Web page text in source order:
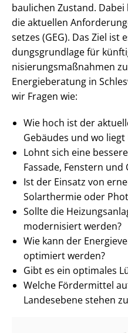
baulichen Zustand.
die aktuellen
set­zes (GEG). Das Ziel
dungs­grund­la­ge für
ni­sie­rungs­maß­nah­men
Energieberatung in
wir Fragen wie:
Wie hoch ist der
Gebäudes und wo
Lohnt sich eine
Fassade, Fenstern und
Ist der Einsatz von
Solarthermie oder
Sollte die
modernisiert werden?
Wie kann der
optimiert werden?
Gibt es ein optimales
Welche Fördermittel
Landesebene stehen